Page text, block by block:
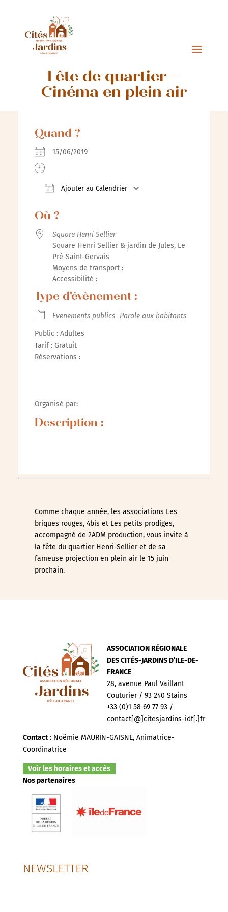
Fête de quartier –
Cinéma en plein air
Quand ?
15/06/2019
Ajouter au Calendrier
Où ?
Square Henri Sellier
Square Henri Sellier & jardin de Jules, Le
Pré-Saint-Gervais
Moyens de transport :
Accessibilité :
Type d’évènement :
Evenements publics Parole aux habitants
Public : Adultes
Tarif : Gratuit
Réservations :
Organisé par:
Description :
Comme chaque année, les associations Les
briques rouges, 4bis et Les petits prodiges,
accompagné de 2ADM production, vous invite à
la fête du quartier Henri-Sellier et de sa
fameuse projection en plein air le 15 juin
prochain.
ASSOCIATION RÉGIONALE
DES CITÉS-JARDINS D’ILE-DE-
FRANCE
28, avenue Paul Vaillant
Couturier / 93 240 Stains
+33 (0)1 58 69 77 93 /
contact[@]citesjardins-idf[.]fr
Contact: Noëmie MAURIN-GAISNE, Animatrice-
Coordinatrice
Voir les horaires et accès
Nos partenaires
NEWSLETTER